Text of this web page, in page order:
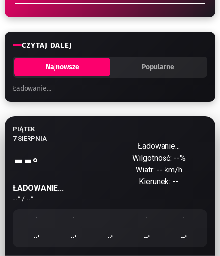
CZYTAJ DALEJ
Najnowsze Popularne
Ładowanie...
PIĄTEK
7 SIERPNIA
--°
ŁADOWANIE...
--° / --°
Ładowanie...
Wilgotność: --%
Wiatr: -- km/h
Kierunek: --
--:--
--°
--:--
--°
--:--
--°
--:--
--°
--:--
--°